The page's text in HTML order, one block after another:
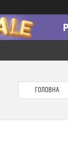
ГОЛОВНА